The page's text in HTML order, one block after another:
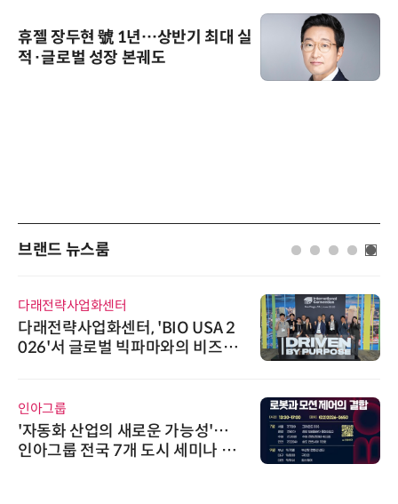
휴젤 장두현 號 1년…상반기 최대 실
적·글로벌 성장 본궤도
브랜드 뉴스룸
다래전략사업화센터
다래전략사업화센터, 'BIO USA 2
026'서 글로벌 빅파마와의 비즈니
인아그룹
'자동화 산업의 새로운 가능성'…
인아그룹 전국 7개 도시 세미나 페